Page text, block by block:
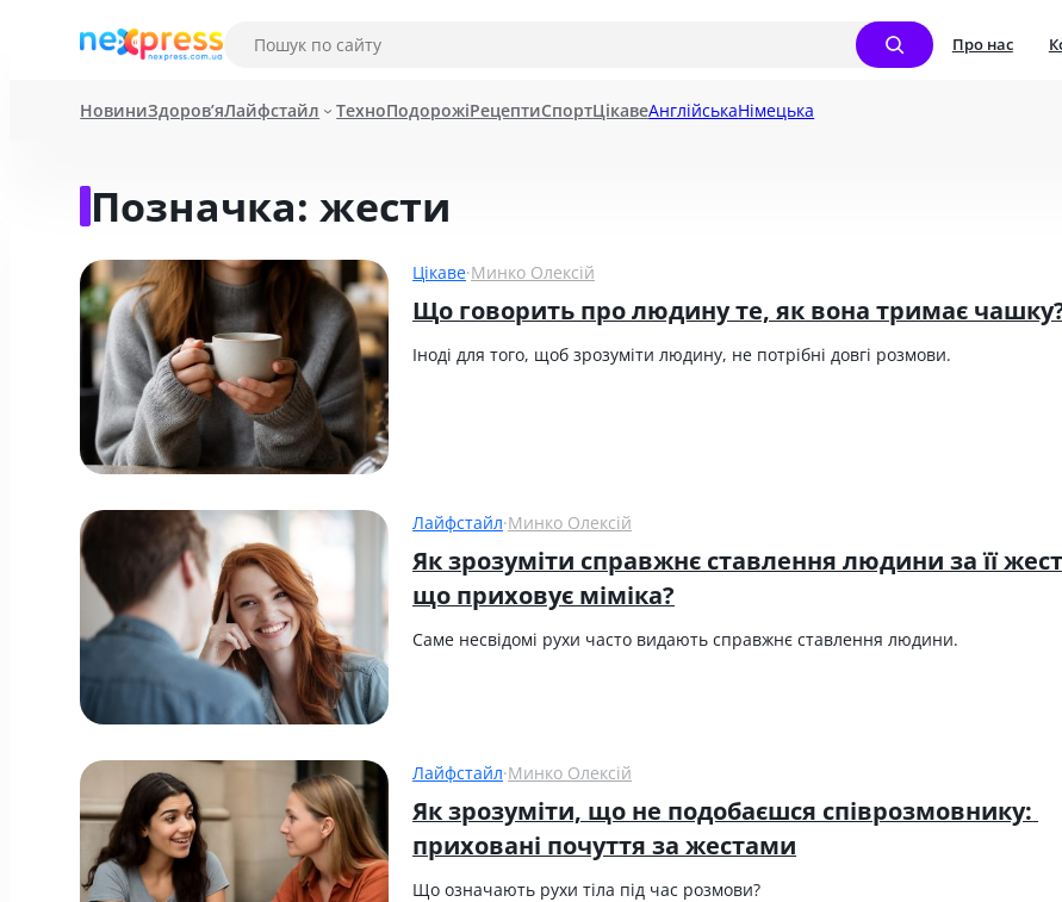
Про нас
НовиниЗдоров’яЛайфстайл ТехноПодорожіРецептиСпортЦікавеАнглійськаНімецька
Позначка: жести
Цікаве·Минко Олексій
Що говорить про людину те, як вона тримає
Іноді для того, щоб зрозуміти людину, не потрібні довгі розмови.
Лайфстайл·Минко Олексій
Як зрозуміти справжнє ставлення людини за її
що приховує міміка?
Саме несвідомі рухи часто видають справжнє ставлення людини.
Лайфстайл·Минко Олексій
Як зрозуміти, що не подобаєшся співрозмовнику:
приховані почуття за жестами
Що означають рухи тіла під час розмови?